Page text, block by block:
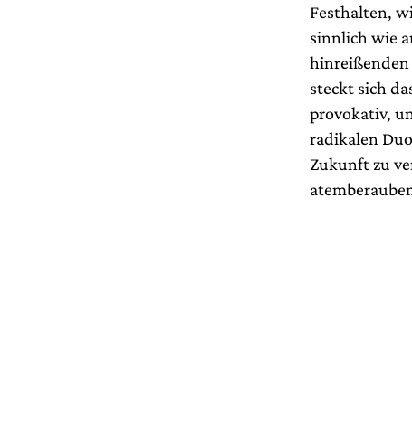
Festhalten,
sinnlich wie
steckt sich
provokativ,
radikalen
Zukunft zu